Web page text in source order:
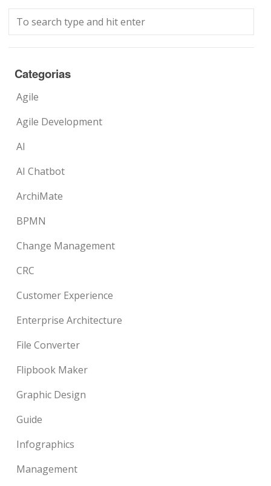
Categorias
Agile
Agile Development
AI
AI Chatbot
ArchiMate
BPMN
Change Management
CRC
Customer Experience
Enterprise Architecture
File Converter
Flipbook Maker
Graphic Design
Guide
Infographics
Management